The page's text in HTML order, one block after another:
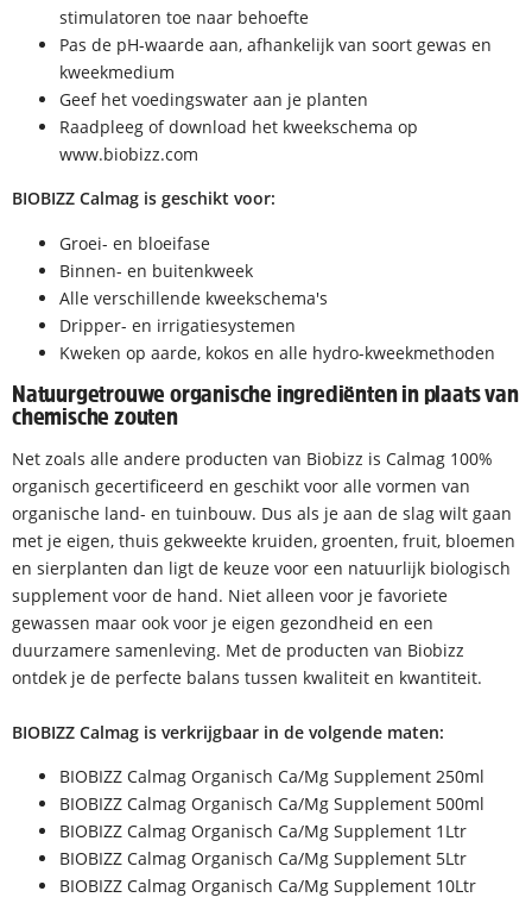
stimulatoren toe naar behoefte
Pas de pH-waarde aan, afhankelijk van soort gewas en
kweekmedium
Geef het voedingswater aan je planten
Raadpleeg of download het kweekschema op
www.biobizz.com
BIOBIZZ Calmag is geschikt voor:
Groei- en bloeifase
Binnen- en buitenkweek
Alle verschillende kweekschema's
Dripper- en irrigatiesystemen
Kweken op aarde, kokos en alle hydro-kweekmethoden
Natuurgetrouwe organische ingrediënten in plaats van
chemische zouten
Net zoals alle andere producten van Biobizz is Calmag 100%
organisch gecertificeerd en geschikt voor alle vormen van
organische land- en tuinbouw. Dus als je aan de slag wilt gaan
met je eigen, thuis gekweekte kruiden, groenten, fruit, bloemen
en sierplanten dan ligt de keuze voor een natuurlijk biologisch
supplement voor de hand. Niet alleen voor je favoriete
gewassen maar ook voor je eigen gezondheid en een
duurzamere samenleving. Met de producten van Biobizz
ontdek je de perfecte balans tussen kwaliteit en kwantiteit.
BIOBIZZ Calmag is verkrijgbaar in de volgende maten:
BIOBIZZ Calmag Organisch Ca/Mg Supplement 250ml
BIOBIZZ Calmag Organisch Ca/Mg Supplement 500ml
BIOBIZZ Calmag Organisch Ca/Mg Supplement 1Ltr
BIOBIZZ Calmag Organisch Ca/Mg Supplement 5Ltr
BIOBIZZ Calmag Organisch Ca/Mg Supplement 10Ltr